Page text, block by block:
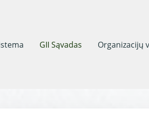
GII Sąvadas Organizacijų